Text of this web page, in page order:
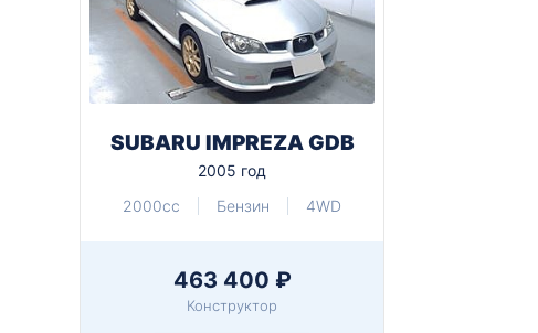
SUBARU IMPREZA GDB
2005 год
2000cc
Бензин 4WD
463 400 ₽
Конструктор